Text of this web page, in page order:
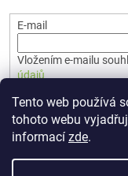
Tento web používá
tohoto webu
informací zde.
E-mail
Vložením e-mailu
údajů
PŘIHLÁSIT SE